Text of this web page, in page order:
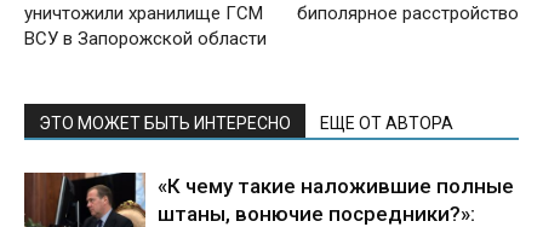
уничтожили хранилище ГСМ
ВСУ в Запорожской области
биполярное расстройство
ЭТО МОЖЕТ БЫТЬ ИНТЕРЕСНО ЕЩЕ ОТ АВТОРА
«К чему такие наложившие полные
штаны, вонючие посредники?»: